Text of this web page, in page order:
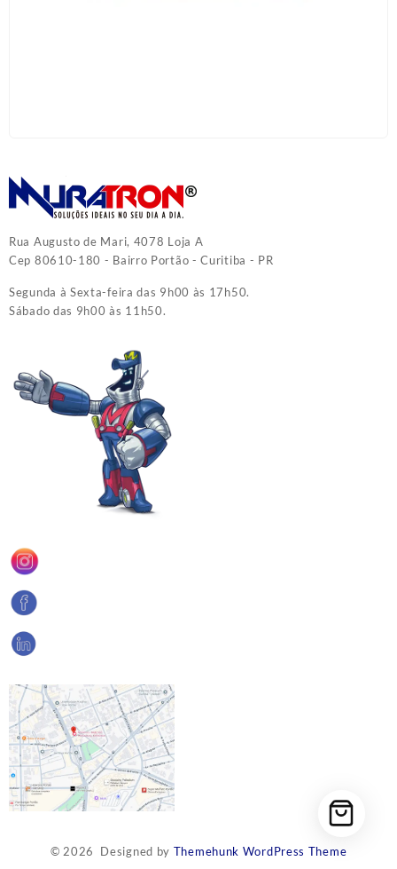
Rua Augusto de Mari, 4078 Loja A
Cep 80610-180 - Bairro Portão - Curitiba - PR
Segunda à Sexta-feira das 9h00 às 17h50.
Sábado das 9h00 às 11h50.
© 2026 Designed by Themehunk WordPress Theme